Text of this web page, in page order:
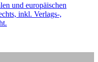
und europäischen
inkl. Verlags-,